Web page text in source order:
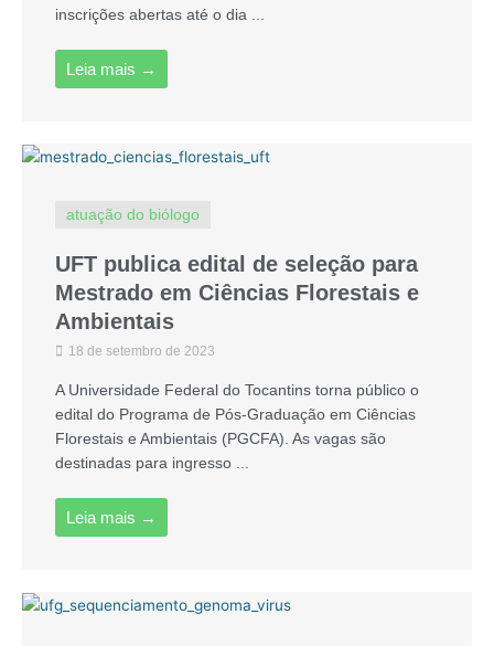
inscrições abertas até o dia ...
Leia mais →
atuação do biólogo
UFT publica edital de seleção para
Mestrado em Ciências Florestais e
Ambientais
18 de setembro de 2023
A Universidade Federal do Tocantins torna público o
edital do Programa de Pós-Graduação em Ciências
Florestais e Ambientais (PGCFA). As vagas são
destinadas para ingresso ...
Leia mais →